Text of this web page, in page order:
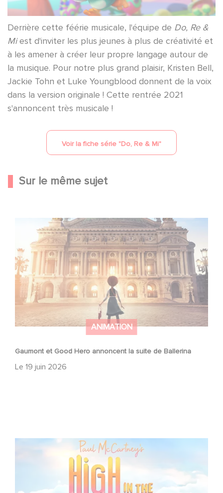
Derrière cette féérie musicale, l'équipe de Do, Re &
Miest d'inviter les plus jeunes à plus de créativité et
à les amener à créer leur propre langage autour de
la musique. Pour notre plus grand plaisir, Kristen Bell,
Jackie Tohn et Luke Youngblood donnent de la voix
dans la version originale ! Cette rentrée 2021
s'annoncent très musicale !
Voir la fiche série "Do, Re & Mi"
Sur le même sujet
ANIMATION
Gaumont et Good Hero annoncent la suite de Ballerina
Le 19 juin 2026
Gaumont et Good Hero annoncent la suite de Ballerina
Gaumont adapte High In The Clouds de Paul McCartney,
en film d’animation !